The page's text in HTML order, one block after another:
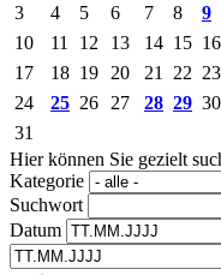
3
4 5 6 7 8
9
10
11 12 13 14 15 16
17
18 19 20 21 22 23
24
25 26 27 28 29 30
31
Hier können Sie gezielt
Kategorie
Suchwort
Datum